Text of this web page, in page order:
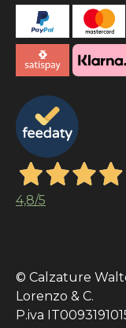
4,8/5
© Calzature
Lorenzo & C.
P.iva